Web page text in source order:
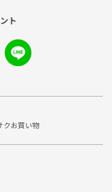
ト
クお買い物